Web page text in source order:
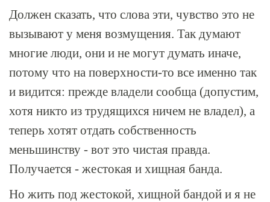
Должен сказать, что слова эти, чувство это не
вызывают у меня возмущения. Так думают
многие люди, они и не могут думать иначе,
потому что на поверхности-то все именно так
и видится: прежде владели сообща (допустим,
хотя никто из трудящихся ничем не владел), а
теперь хотят отдать собственность
меньшинству - вот это чистая правда.
Получается - жестокая и хищная банда.
Но жить под жестокой, хищной бандой и я не